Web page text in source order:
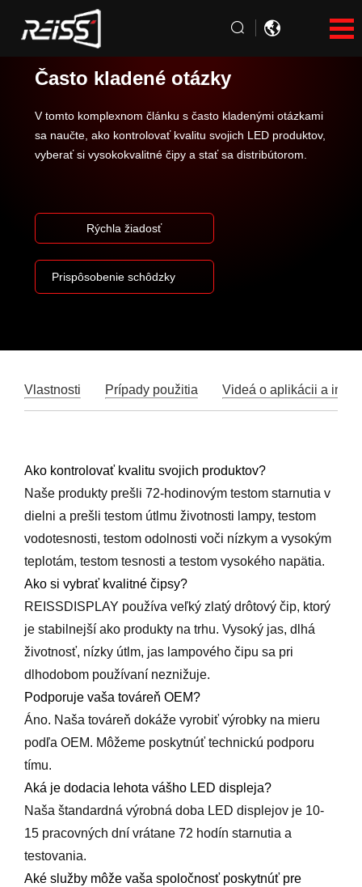
Často kladené otázky
V tomto komplexnom článku s často kladenými otázkami
sa naučte, ako kontrolovať kvalitu svojich LED produktov,
vyberať si vysokokvalitné čipy a stať sa distribútorom.
Rýchla žiadosť
Prispôsobenie schôdzky
Vlastnosti Prípady použitia Videá o aplikácii a
Ako kontrolovať kvalitu svojich produktov?
Naše produkty prešli 72-hodinovým testom starnutia v
dielni a prešli testom útlmu životnosti lampy, testom
vodotesnosti, testom odolnosti voči nízkym a vysokým
teplotám, testom tesnosti a testom vysokého napätia.
Ako si vybrať kvalitné čipsy?
REISSDISPLAY používa veľký zlatý drôtový čip, ktorý
je stabilnejší ako produkty na trhu. Vysoký jas, dlhá
životnosť, nízky útlm, jas lampového čipu sa pri
dlhodobom používaní neznižuje.
Podporuje vaša továreň OEM?
Áno. Naša továreň dokáže vyrobiť výrobky na mieru
podľa OEM. Môžeme poskytnúť technickú podporu
tímu.
Aká je dodacia lehota vášho LED displeja?
Naša štandardná výrobná doba LED displejov je 10-
15 pracovných dní vrátane 72 hodín starnutia a
testovania.
Aké služby môže vaša spoločnosť poskytnúť pre